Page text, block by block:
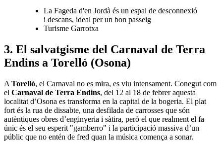
La Fageda d'en Jordà és un espai de desconnexió
i descans, ideal per un bon passeig
Turisme Garrotxa
3. El salvatgisme del Carnaval de Terra
Endins a Torelló (Osona)
A Torelló, el Carnaval no es mira, es viu intensament. Conegut com
el Carnaval de Terra Endins, del 12 al 18 de febrer aquesta
localitat d’Osona es transforma en la capital de la bogeria. El plat
fort és la rua de dissabte, una desfilada de carrosses que són
autèntiques obres d’enginyeria i sàtira, però el que realment el fa
únic és el seu esperit "gamberro" i la participació massiva d’un
públic que no entén de fred quan la música comença a sonar.